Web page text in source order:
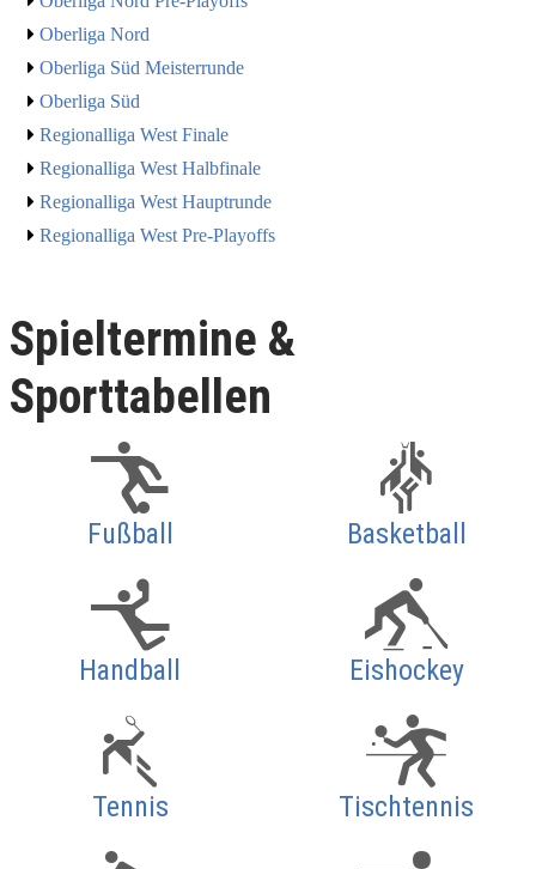
Oberliga Nord
Oberliga Süd Meisterrunde
Oberliga Süd
Regionalliga West Finale
Regionalliga West Halbfinale
Regionalliga West Hauptrunde
Regionalliga West Pre-Playoffs
Spieltermine &
Sporttabellen
Fußball Basketball
Handball Eishockey
Tennis Tischtennis